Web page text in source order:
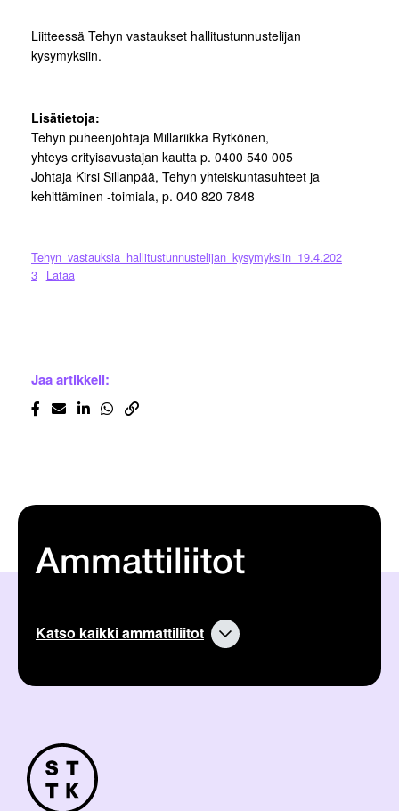
Liitteessä Tehyn vastaukset hallitustunnustelijan
kysymyksiin.
Lisätietoja:
Tehyn puheenjohtaja Millariikka Rytkönen,
yhteys erityisavustajan kautta p. 0400 540 005
Johtaja Kirsi Sillanpää, Tehyn yhteiskuntasuhteet ja
kehittäminen -toimiala, p. 040 820 7848
Tehyn_vastauksia_hallitustunnustelijan_kysymyksiin_19.4.202
3 Lataa
Jaa artikkeli:
Ammattiliitot
Katso kaikki ammattiliitot